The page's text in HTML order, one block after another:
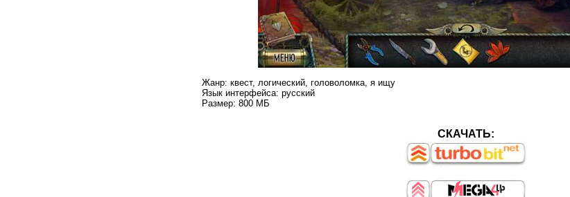
Жанр: квест, логический, головоломка, я ищу
Язык интерфейса: русский
Размер: 800 МБ
СКАЧАТЬ: